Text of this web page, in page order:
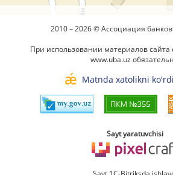
2010 – 2026 © Ассоциация
При использовании материалов сайта
www.uba.uz
Matnda xatolikni
Sayt yaratuvchisi